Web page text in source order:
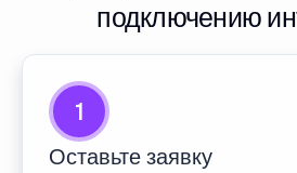
подключению
1
Оставьте заявку